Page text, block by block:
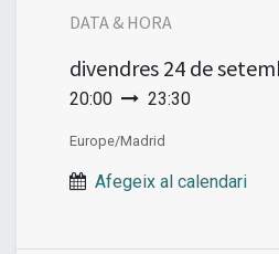
DATA & HORA
divendres 24 de
20:00 23:30
Europe/Madrid
Afegeix al calendari